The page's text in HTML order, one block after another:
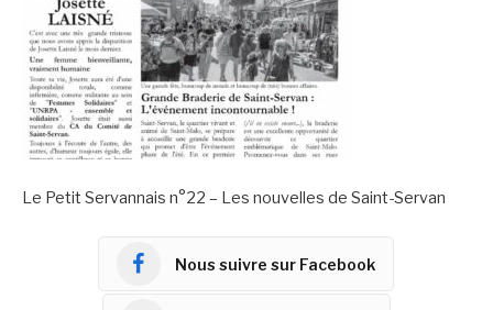
Le Petit Servannais n°22 – Les nouvelles de Saint-Servan
Nous suivre sur Facebook